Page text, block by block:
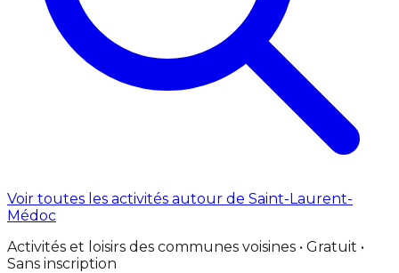
Voir toutes les activités autour de Saint-Laurent-
Médoc
Activités et loisirs des communes voisines • Gratuit •
Sans inscription